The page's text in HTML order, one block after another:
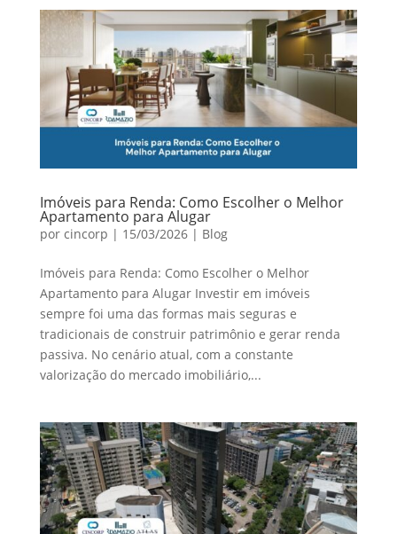
Imóveis para Renda: Como Escolher o Melhor
Apartamento para Alugar
por cincorp | 15/03/2026| Blog
Imóveis para Renda: Como Escolher o Melhor
Apartamento para Alugar Investir em imóveis
sempre foi uma das formas mais seguras e
tradicionais de construir patrimônio e gerar renda
passiva. No cenário atual, com a constante
valorização do mercado imobiliário,...